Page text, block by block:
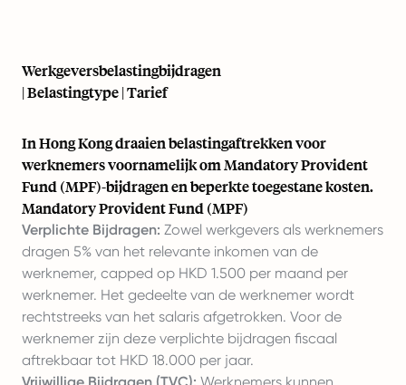
Werkgeversbelastingbijdragen
| Belastingtype | Tarief
In Hong Kong draaien belastingaftrekken voor
werknemers voornamelijk om Mandatory Provident
Fund (MPF)-bijdragen en beperkte toegestane kosten.
Mandatory Provident Fund (MPF)
Verplichte Bijdragen: Zowel werkgevers als werknemers
dragen 5% van het relevante inkomen van de
werknemer, capped op HKD 1.500 per maand per
werknemer. Het gedeelte van de werknemer wordt
rechtstreeks van het salaris afgetrokken. Voor de
werknemer zijn deze verplichte bijdragen fiscaal
aftrekbaar tot HKD 18.000 per jaar.